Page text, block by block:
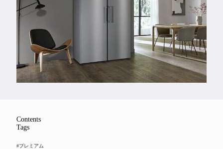
特集&連載記事
Feature
Series
Contents
Tags
#プレミアム